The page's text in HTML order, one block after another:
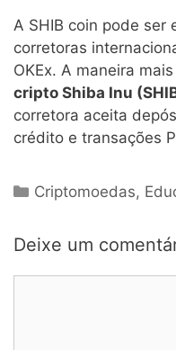
A SHIB coin pode ser
corretoras
OKEx. A maneira
cripto Shiba Inu
corretora aceita
crédito e transações
Categorias
Criptomoedas,
Deixe um